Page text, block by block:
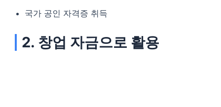
국가 공인 자격증 취득
2. 창업 자금으로 활용